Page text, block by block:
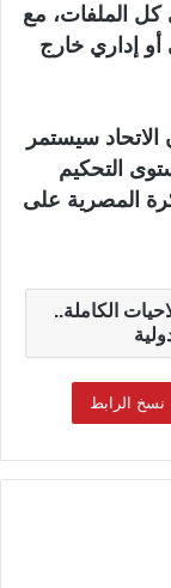
كل الملفات، مع
إداري خارج
الاتحاد سيستمر
التحكيم
المصرية على
الكاملة..
نسخ الرابط